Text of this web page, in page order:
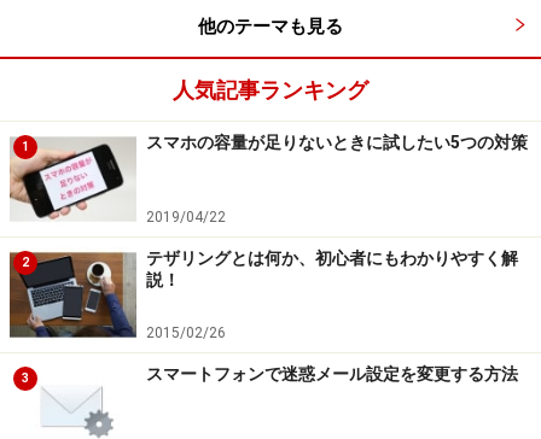
他のテーマも見る
人気記事ランキング
1 スマホの容量が足りないときに試したい5つの対策
2019/04/22
2
テザリングとは何か、初心者にもわかりやすく解
説！
2015/02/26
3 スマートフォンで迷惑メール設定を変更する方法